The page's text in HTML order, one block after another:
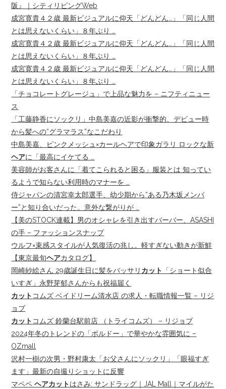
阪』｜シティリビングWeb
成宮寛貴４２歳 最新ビジュアルに仰天「どんどん…」「同じ人間
とは思えないくらい」８年ぶり …
成宮寛貴４２歳 最新ビジュアルに仰天「どんどん…」「同じ人間
とは思えないくらい」８年ぶり …
成宮寛貴４２歳 最新ビジュアルに仰天「どんどん…」「同じ人間
とは思えないくらい」８年ぶり …
「チョコレートグレージュ」で上品な魅力を – ニフティニュー
ス
「工藤静香にソックリ」中島美嘉の近影が衝撃的、デビュー時
から髪への“グラマラス”なこだわり
中島美嘉、ピンクメッシュ×カールヘアで印象ガラリ ロックな新
ヘアに「最高にイケてる …
美容師がお客さんに「着てこられると困る」服装とは 知ってい
るようで知らない利用時のマナーを …
侍ジャパンの清宮幸太郎選手、幼少期から“ある乃木坂メンバ
ー”と知り合いだった。意外な繋がりが …
【美のSTOCK連載】男のオシャレを引き出すバーバー、ASASHI
の手 – ファッションスナップ
ウルフ×束感スタイルが人気復活の兆し。軽すぎない動きが新鮮
【東京最旬ヘアカタログ】
岡崎紗絵さん 29歳誕生日に髪をバッサリ カット
「ショート似合
いすぎ」永野芽郁さんからも祝福届く
カット コムズ ベイドリーム清水店 の求人・転職情報一覧 – リジ
ョブ
カット コムズ 鈴蘭台駅前店 （トライコムズ） – リジョブ
2024年冬のトレンドの「ボルドー」で華やかな雰囲気に –
OZmall
沢村一樹の次男・野村康太「お父さんにソックリ」「眼福すぎ
ます」最新の自撮りショットに反響
マペペヘアカットはさみ: サンドラッグ｜JAL Mall｜マイルがた